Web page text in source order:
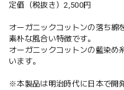
定価（税抜き）2,500円
オーガニックコットンの落ち綿
素朴な風合い特徴です。
オーガニックコットンの藍染め
います。
※本製品は明治時代に日本で開